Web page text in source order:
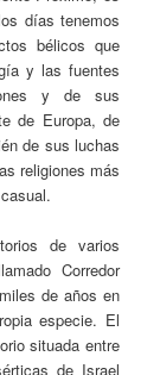
días tenemos
bélicos que
y las fuentes
y de sus
de Europa, de
de sus luchas
religiones más
de varios
Corredor
de años en
especie. El
situada entre
de Israel